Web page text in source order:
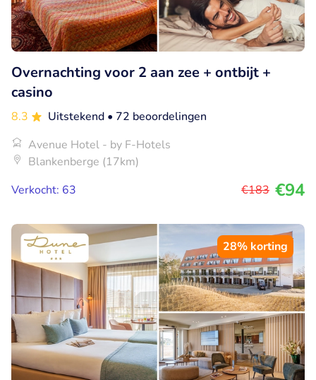
Overnachting voor 2 aan zee + ontbijt +
casino
8.3 Uitstekend • 72 beoordelingen
Avenue Hotel - by F-Hotels
Blankenberge (17km)
Verkocht: 63
€183 €94
28% korting